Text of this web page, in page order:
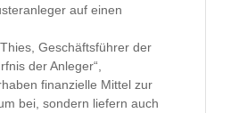
auf einen
Geschäftsführer der
der Anleger“,
finanzielle Mittel zur
bei, sondern liefern auch